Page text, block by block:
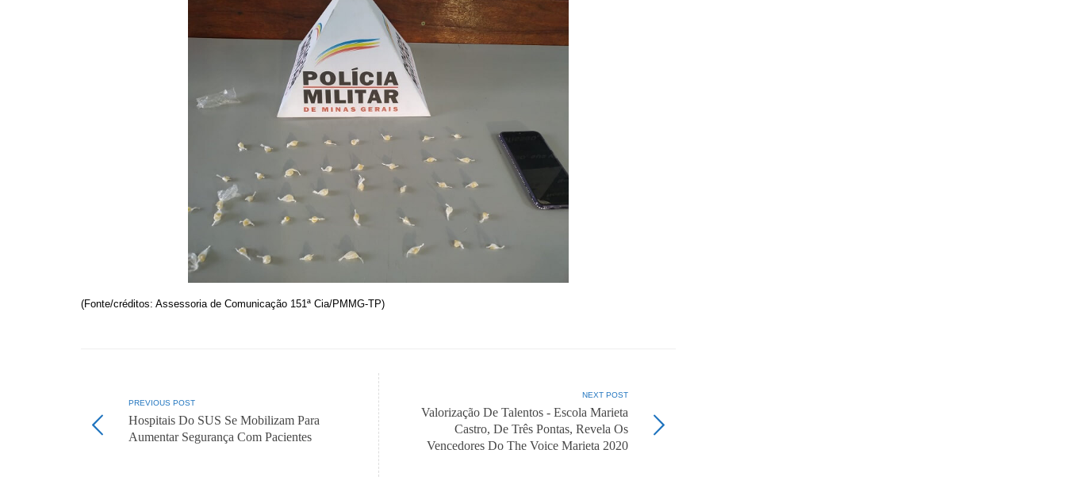
(Fonte/créditos: Assessoria de Comunicação 151ª Cia/PMMG-TP)
PREVIOUS POST
Hospitais Do SUS Se Mobilizam Para
Aumentar Segurança Com Pacientes
NEXT POST
Valorização De Talentos - Escola Marieta
Castro, De Três Pontas, Revela Os
Vencedores Do The Voice Marieta 2020